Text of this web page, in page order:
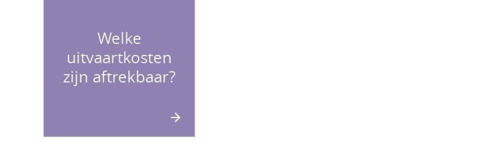
Welke
uitvaartkosten
zijn aftrekbaar?